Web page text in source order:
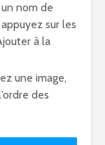
nom de
sur les
à la
une image,
des